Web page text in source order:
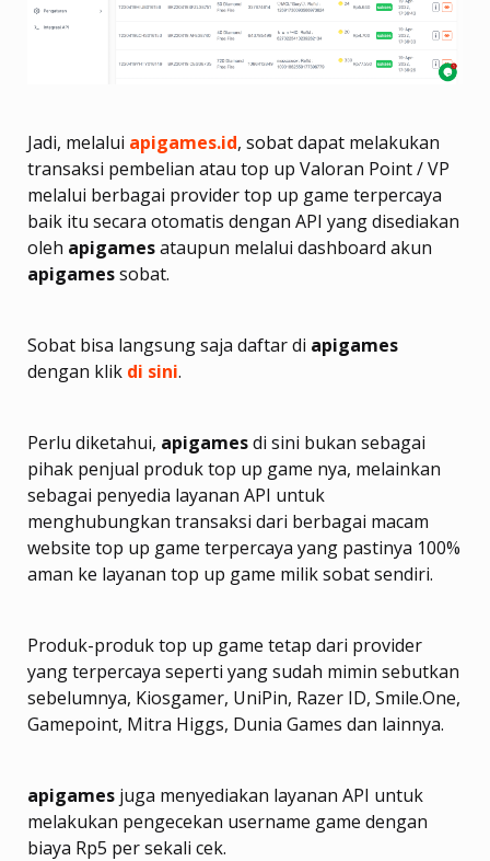
Jadi, melalui apigames.id, sobat dapat melakukan
transaksi pembelian atau top up Valoran Point / VP
melalui berbagai provider top up game terpercaya
baik itu secara otomatis dengan API yang disediakan
oleh apigamesataupun melalui dashboard akun
apigamessobat.
Sobat bisa langsung saja daftar di apigames
dengan klik di sini.
Perlu diketahui, apigamesdi sini bukan sebagai
pihak penjual produk top up game nya, melainkan
sebagai penyedia layanan API untuk
menghubungkan transaksi dari berbagai macam
website top up game terpercaya yang pastinya 100%
aman ke layanan top up game milik sobat sendiri.
Produk-produk top up game tetap dari provider
yang terpercaya seperti yang sudah mimin sebutkan
sebelumnya, Kiosgamer, UniPin, Razer ID, Smile.One,
Gamepoint, Mitra Higgs, Dunia Games dan lainnya.
apigames juga menyediakan layanan API untuk
melakukan pengecekan username game dengan
biaya Rp5 per sekali cek.